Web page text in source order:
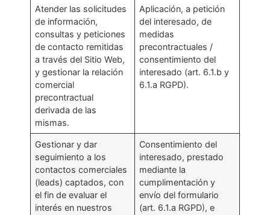
Atender las solicitudes
de información,
consultas y peticiones
de contacto remitidas
a través del Sitio Web,
y gestionar la relación
comercial
precontractual
derivada de las
mismas.
Aplicación, a petición
del interesado, de
medidas
precontractuales /
consentimiento del
interesado (art. 6.1.b y
6.1.a RGPD).
Gestionar y dar
seguimiento a los
contactos comerciales
(leads) captados, con
el fin de evaluar el
interés en nuestros
Consentimiento del
interesado, prestado
mediante la
cumplimentación y
envío del formulario
(art. 6.1.a RGPD), e